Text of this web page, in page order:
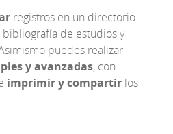
registros en un directorio
de estudios y
puedes realizar
y avanzadas, con
imprimir y compartir los